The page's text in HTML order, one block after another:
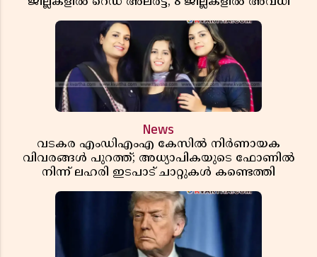
News
വടകര എംഡിഎംഎ കേസിൽ നിർണായക
വിവരങ്ങൾ പുറത്ത്; അധ്യാപികയുടെ ഫോണിൽ
നിന്ന് ലഹരി ഇടപാട് ചാറ്റുകൾ കണ്ടെത്തി